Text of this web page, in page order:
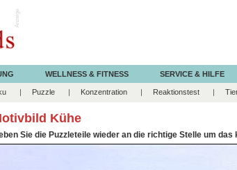
Anzeige
WELLNESS & FITNESS SERVICE & HILFE
Puzzle Konzentration Reaktionstest
Kühe
Sie die Puzzleteile wieder an die richtige Stelle um